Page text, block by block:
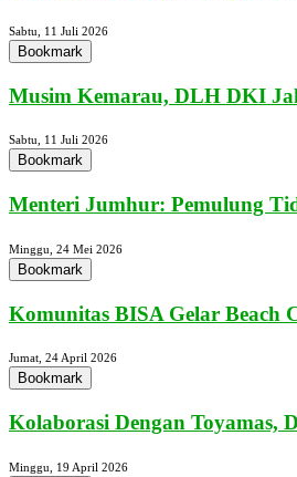
Sabtu, 11 Juli 2026
Bookmark
Musim Kemarau, DLH DKI
Sabtu, 11 Juli 2026
Bookmark
Menteri Jumhur: Pemulung
Minggu, 24 Mei 2026
Bookmark
Komunitas BISA Gelar Beach
Jumat, 24 April 2026
Bookmark
Kolaborasi Dengan Toyamas,
Minggu, 19 April 2026